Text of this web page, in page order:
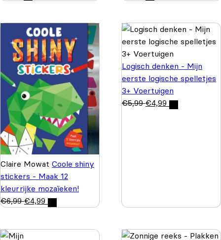
Claire Mowat Coole shiny
stickers - Maak 12
kleurrijke mozaïeken!
€6,99 €4,99
Logisch denken - Mijn
eerste logische spelletjes
3+ Voertuigen
€5,99 €4,99